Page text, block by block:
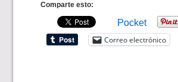
Comparte esto:
Pocket
Correo electrónico